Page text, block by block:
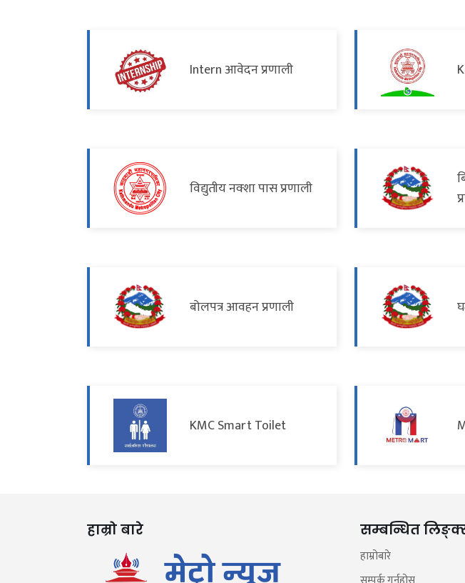
Intern आवेदन प्रणाली
विद्युतीय नक्शा पास प्रणाली
बोलपत्र आवहन प्रणाली
KMC Smart Toilet
हाम्रो बारे सम्बन्धित
हाम्रोबारे